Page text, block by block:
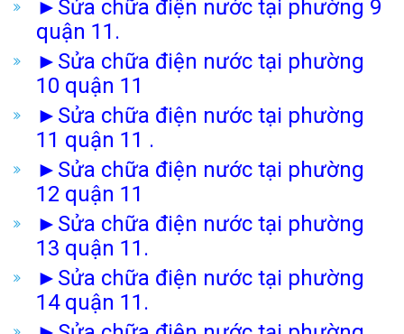
► Sửa chữa điện nước tại phường 9
quận 11.
► Sửa chữa điện nước tại phường
10 quận 11
► Sửa chữa điện nước tại phường
11 quận 11 .
► Sửa chữa điện nước tại phường
12 quận 11
► Sửa chữa điện nước tại phường
13 quận 11.
► Sửa chữa điện nước tại phường
14 quận 11.